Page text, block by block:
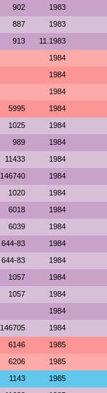
902 1983
887 1983
913 11.1983
1984
1984
1984
5995 1984
1025 1984
989 1984
11433 1984
146740 1984
1020 1984
6018 1984
6039 1984
644-83 1984
644-83 1984
1057 1984
1057 1984
1984
146705 1984
6146 1985
6206 1985
1143 1985